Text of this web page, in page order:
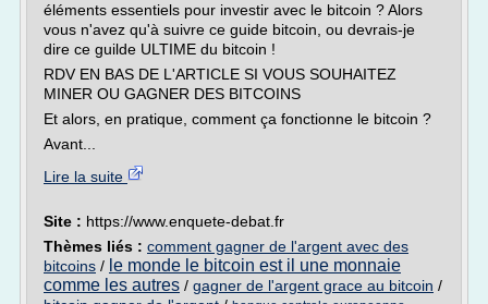
éléments essentiels pour investir avec le bitcoin ? Alors
vous n'avez qu'à suivre ce guide bitcoin, ou devrais-je
dire ce guilde ULTIME du bitcoin !
RDV EN BAS DE L'ARTICLE SI VOUS SOUHAITEZ
MINER OU GAGNER DES BITCOINS
Et alors, en pratique, comment ça fonctionne le bitcoin ?
Avant...
Lire la suite
Site : https://www.enquete-debat.fr
Thèmes liés : comment gagner de l'argent avec des
bitcoins / le monde le bitcoin est il une monnaie
comme les autres / gagner de l'argent grace au bitcoin /